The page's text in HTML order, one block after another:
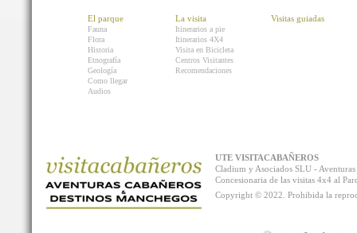
El parque
Fauna
Flora
Historia
Etnografía
Geología
Como llegar
Audios
La visita
Itinerarios a pie
Itinerarios 4X4
Visita en Bicicleta
Centros Visitantes
Recomendaciones
Visitas guiadas
UTE VISITACABAÑEROS
Cladium y Asociados SLU -
Concesionaria de las visitas 4x4 al
Copyright © 2022. Prohibida la